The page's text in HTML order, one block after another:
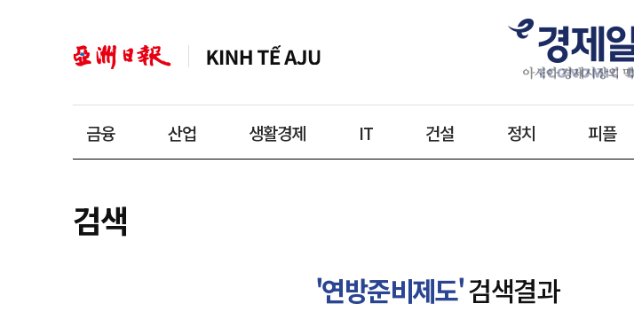
금융 산업 생활경제 IT 건설 정치 피플
검색
'연방준비제도'검색결과